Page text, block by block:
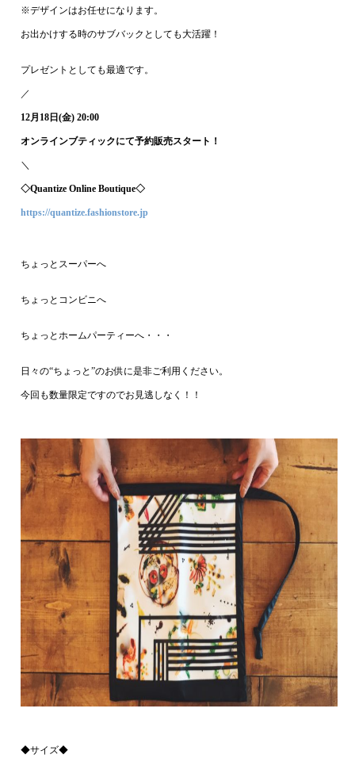
※デザインはお任せになります。
お出かけする時のサブバックとしても大活躍！
プレゼントとしても最適です。
／
12月18日(金) 20:00
オンラインブティックにて予約販売スタート！
＼
◇Quantize Online Boutique◇
https://quantize.fashionstore.jp
ちょっとスーパーへ
ちょっとコンビニへ
ちょっとホームパーティーへ・・・
日々の“ちょっと”のお供に是非ご利用ください。
今回も数量限定ですのでお見逃しなく！！
◆サイズ◆